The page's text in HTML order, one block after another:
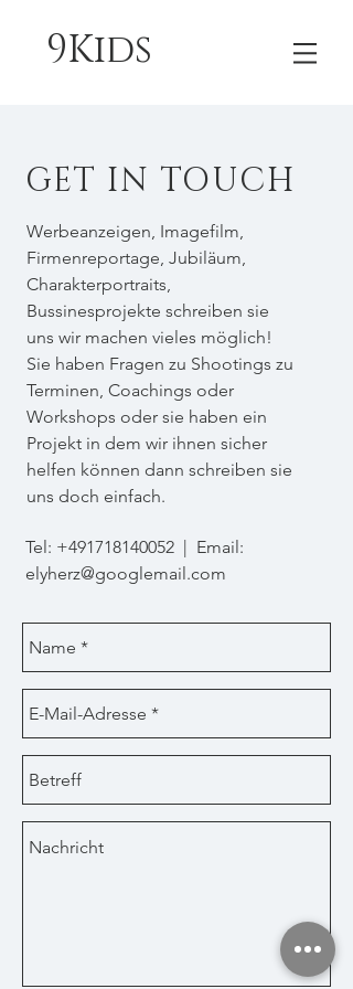
9Kids
GET IN TOUCH
Werbeanzeigen, Imagefilm,
Firmenreportage, Jubiläum,
Charakterportraits,
Bussinesprojekte schreiben sie
uns wir machen vieles möglich!
Sie haben Fragen zu Shootings zu
Terminen, Coachings oder
Workshops oder sie haben ein
Projekt in dem wir ihnen sicher
helfen können dann schreiben sie
uns doch einfach.
Tel: +491718140052 | Email:
elyherz@googlemail.com